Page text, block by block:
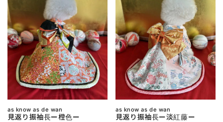
as know as de wan
見返り振袖長ー橙色ー
as know as de wan
見返り振袖長ー淡紅藤ー